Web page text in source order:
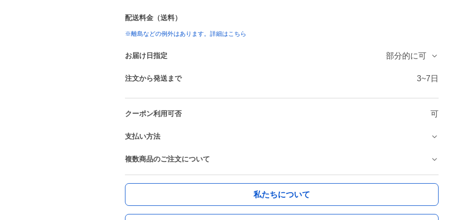
配送料金（送料）
※離島などの例外はあります。詳細はこちら
お届け日指定 部分的に可
注文から発送まで 3~7日
クーポン利用可否 可
支払い方法
複数商品のご注文について
私たちについて